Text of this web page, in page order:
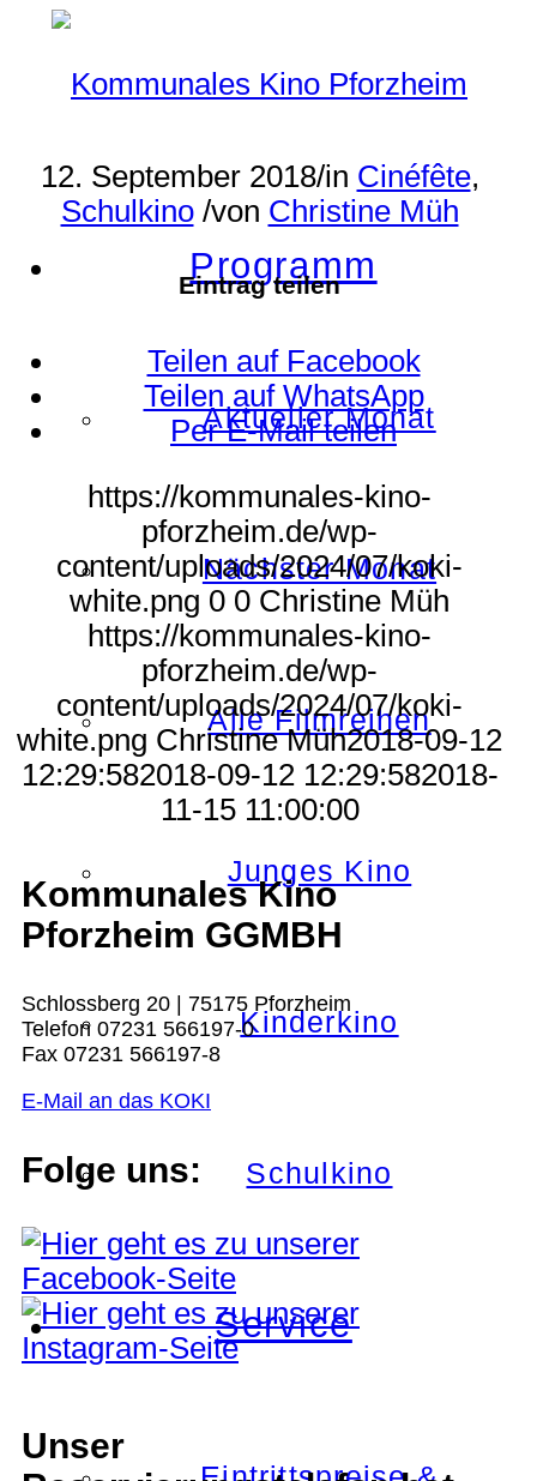
Programm
Aktueller Monat
Nächster Monat
Alle Filmreihen
Junges Kino
Kinderkino
Schulkino
Service
12. September 2018/in Cinéfête,
Schulkino /von Christine Müh
Eintrag teilen
Teilen auf Facebook
Teilen auf WhatsApp
Per E-Mail teilen
https://kommunales-kino-
pforzheim.de/wp-
content/uploads/2024/07/koki-
white.png 0 0 Christine Müh
https://kommunales-kino-
pforzheim.de/wp-
content/uploads/2024/07/koki-
white.png Christine Müh2018-09-12
12:29:582018-09-12 12:29:582018-
11-15 11:00:00
Kommunales Kino
Pforzheim GGMBH
Schlossberg 20 | 75175 Pforzheim
Telefon 07231 566197-0
Fax 07231 566197-8
E-Mail an das KOKI
Folge uns:
Unser